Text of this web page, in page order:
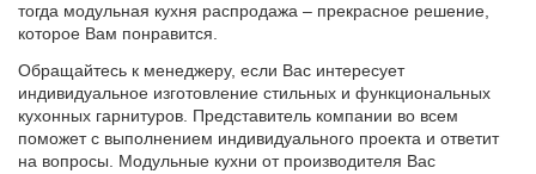
тогда модульная кухня распродажа – прекрасное решение,
которое Вам понравится.
Обращайтесь к менеджеру, если Вас интересует
индивидуальное изготовление стильных и функциональных
кухонных гарнитуров. Представитель компании во всем
поможет с выполнением индивидуального проекта и ответит
на вопросы. Модульные кухни от производителя Вас